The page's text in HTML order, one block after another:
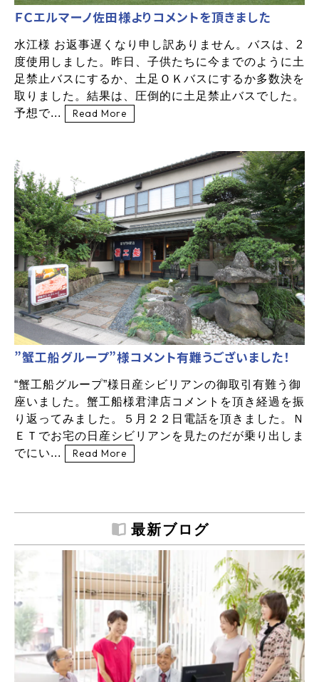
ＦＣエルマーノ佐田様よりコメントを頂きました
水江様 お返事遅くなり申し訳ありません。バスは、2
度使用しました。昨日、子供たちに今までのように土
足禁止バスにするか、土足ＯＫバスにするか多数決を
取りました。結果は、圧倒的に土足禁止バスでした。
予想で...
Read More
”蟹工船グループ”様コメント有難うございました！
“蟹工船グループ”様日産シビリアンの御取引有難う御
座いました。蟹工船様君津店コメントを頂き経過を振
り返ってみました。５月２２日電話を頂きました。Ｎ
ＥＴでお宅の日産シビリアンを見たのだが乗り出しま
でにい...
Read More
最新ブログ